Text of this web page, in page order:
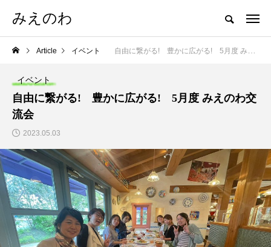
みえのわ
Article イベント 自由に繋がる! 豊かに広がる! 5月度 みえのわ交流会
イベント
自由に繋がる! 豊かに広がる! 5月度 みえのわ交
流会
2023.05.03